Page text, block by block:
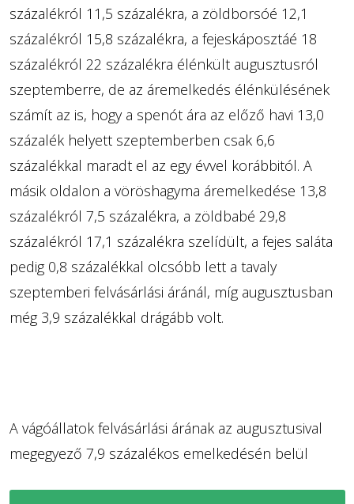
százalékról 11,5 százalékra, a zöldborsóé 12,1
százalékról 15,8 százalékra, a fejeskáposztáé 18
százalékról 22 százalékra élénkült augusztusról
szeptemberre, de az áremelkedés élénkülésének
számít az is, hogy a spenót ára az előző havi 13,0
százalék helyett szeptemberben csak 6,6
százalékkal maradt el az egy évvel korábbitól. A
másik oldalon a vöröshagyma áremelkedése 13,8
százalékról 7,5 százalékra, a zöldbabé 29,8
százalékról 17,1 százalékra szelídült, a fejes saláta
pedig 0,8 százalékkal olcsóbb lett a tavaly
szeptemberi felvásárlási áránál, míg augusztusban
még 3,9 százalékkal drágább volt.
A vágóállatok felvásárlási árának az augusztusival
megegyező 7,9 százalékos emelkedésén belül